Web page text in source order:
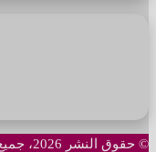
© حقوق النشر 2026، جميع الحقوق محفوظة |